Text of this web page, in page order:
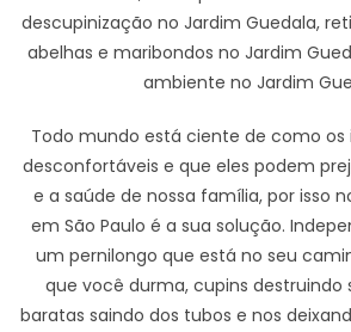
descupinização no Jardim Guedala,
abelhas e maribondos no Jardim
ambiente no Jardim
Todo mundo está ciente de como os
desconfortáveis e que eles podem
e a saúde de nossa família, por isso
em São Paulo é a sua solução.
um pernilongo que está no seu
que você durma, cupins destruindo
baratas saindo dos tubos e nos